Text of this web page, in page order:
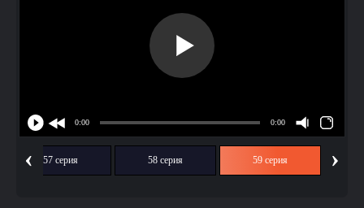
‹ 57 серия 58 серия 59 серия ›